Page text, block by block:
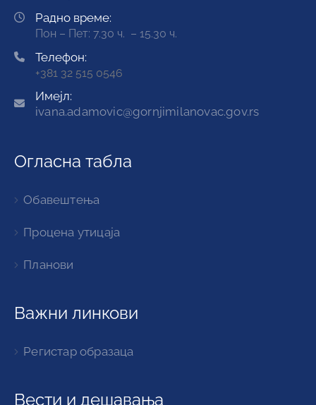
Радно време:
Пон – Пет: 7.30 ч. – 15.30 ч.
Телефон:
+381 32 515 0546
Имејл:
ivana.adamovic@gornjimilanovac.gov.rs
Огласна табла
Обавештења
Процена утицаја
Планови
Важни линкови
Регистар образаца
Вести и дешавања